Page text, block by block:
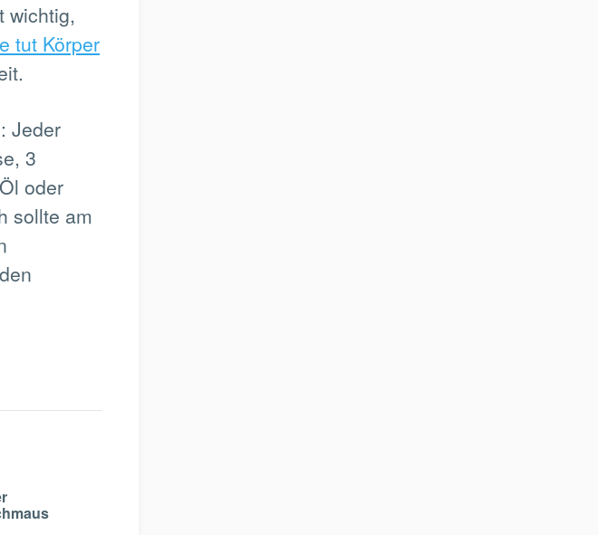
wichtig,
tut Körper
Jeder
3
oder
sollte am